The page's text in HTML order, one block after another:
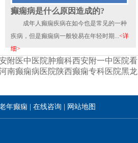
癫痫病是什么原因造成的?
成年人癫痫疾病在如今也是常见的一种
疾病，但是癫痫病一般较易在年轻时期...<详
细>
附医中医院肿瘤科西安附一中医院看
南癫痫病医院陕西癫痫专科医院黑龙
年癫痫 在线咨询 网站地图